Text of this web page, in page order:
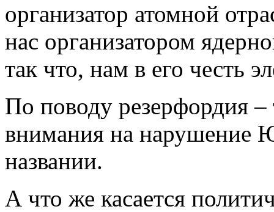
организатор атомной
нас организатором
так что, нам в его честь
По поводу резерфордия
внимания на нарушение
названии.
А что же касается